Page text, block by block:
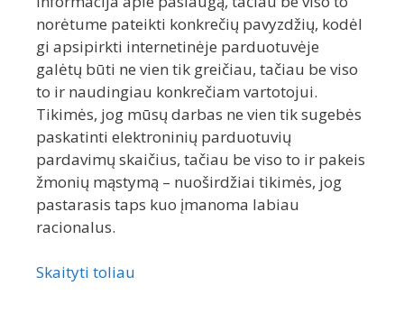
norėtume pateikti konkrečių pavyzdžių, kodėl
gi apsipirkti internetinėje parduotuvėje
galėtų būti ne vien tik greičiau, tačiau be viso
to ir naudingiau konkrečiam vartotojui.
Tikimės, jog mūsų darbas ne vien tik sugebės
paskatinti elektroninių parduotuvių
pardavimų skaičius, tačiau be viso to ir pakeis
žmonių mąstymą – nuoširdžiai tikimės, jog
pastarasis taps kuo įmanoma labiau
racionalus.
Skaityti toliau